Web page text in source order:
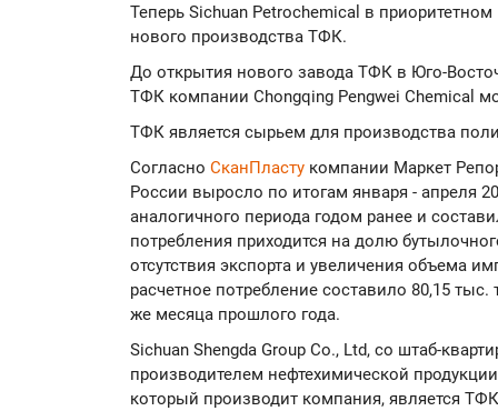
Теперь Sichuan Petrochemical в
нового производства ТФК.
До открытия нового завода ТФК в Юго-
ТФК компании Chongqing Pengwei Chemical
ТФК является сырьем для производства
Согласно СканПласту компании Маркет
России выросло по итогам января - апреля
аналогичного периода годом ранее и
потребления приходится на долю
отсутствия экспорта и увеличения объема
расчетное потребление составило 80,15
же месяца прошлого года.
Sichuan Shengda Group Co., Ltd, со штаб-
производителем нефтехимической
который производит компания, является